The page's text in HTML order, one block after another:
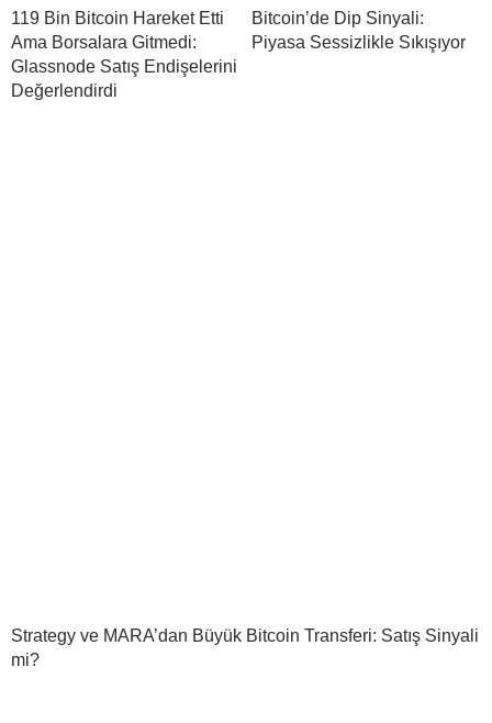
119 Bin Bitcoin Hareket Etti
Ama Borsalara Gitmedi:
Glassnode Satış Endişelerini
Değerlendirdi
Bitcoin’de Dip Sinyali:
Piyasa Sessizlikle Sıkışıyor
Strategy ve MARA’dan Büyük Bitcoin Transferi: Satış Sinyali
mi?